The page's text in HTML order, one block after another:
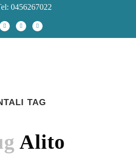
0456267022
TAG
Alito